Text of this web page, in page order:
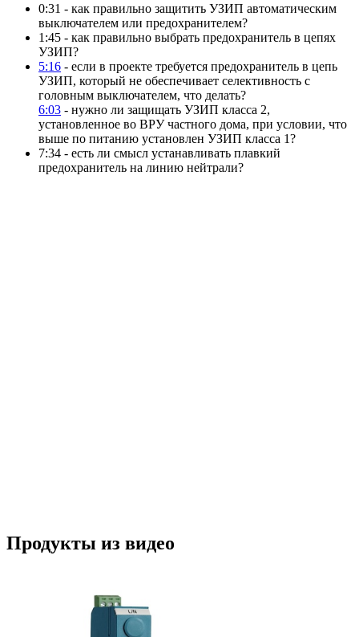
0:31 - как правильно защитить УЗИП автоматическим
выключателем или предохранителем?
1:45 - как правильно выбрать предохранитель в цепях
УЗИП?
5:16 - если в проекте требуется предохранитель в цепь
УЗИП, который не обеспечивает селективность с
головным выключателем, что делать?
6:03 - нужно ли защищать УЗИП класса 2,
установленное во ВРУ частного дома, при условии, что
выше по питанию установлен УЗИП класса 1?
7:34 - есть ли смысл устанавливать плавкий
предохранитель на линию нейтрали?
Продукты из видео